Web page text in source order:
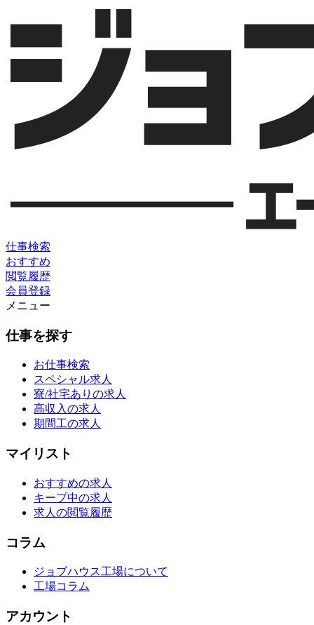
仕事検索
おすすめ
閲覧履歴
会員登録
メニュー
仕事を探す
お仕事検索
スペシャル求人
寮/社宅ありの求人
高収入の求人
期間工の求人
マイリスト
おすすめの求人
キープ中の求人
求人の閲覧履歴
コラム
ジョブハウス工場について
工場コラム
アカウント